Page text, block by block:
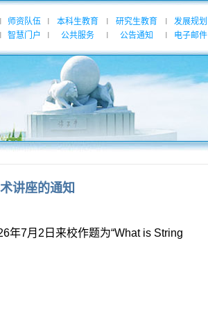
师资队伍 本科生教育 研究生教育
发展规划
智慧门户 公共服务 公告通知 电子邮件
讲座的通知
年7月 2 日来校作题为“What is String